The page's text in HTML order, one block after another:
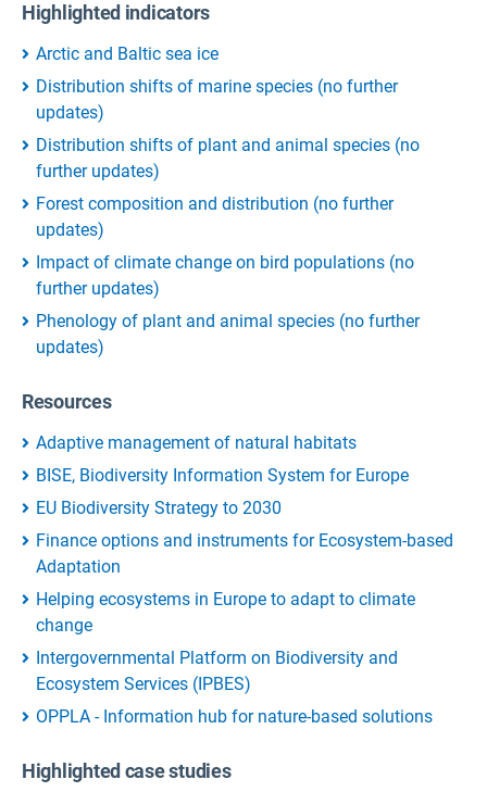
Highlighted indicators
Arctic and Baltic sea ice
Distribution shifts of marine species (no further
updates)
Distribution shifts of plant and animal species (no
further updates)
Forest composition and distribution (no further
updates)
Impact of climate change on bird populations (no
further updates)
Phenology of plant and animal species (no further
updates)
Resources
Adaptive management of natural habitats
BISE, Biodiversity Information System for Europe
EU Biodiversity Strategy to 2030
Finance options and instruments for Ecosystem-based
Adaptation
Helping ecosystems in Europe to adapt to climate
change
Intergovernmental Platform on Biodiversity and
Ecosystem Services (IPBES)
OPPLA - Information hub for nature-based solutions
Highlighted case studies